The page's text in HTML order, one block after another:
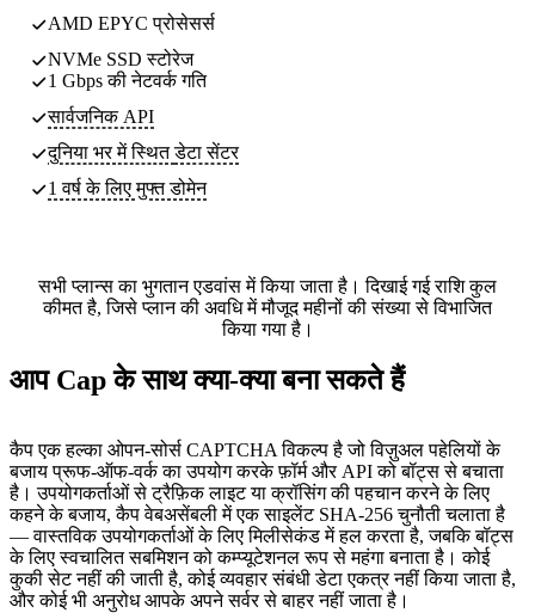
AMD EPYC प्रोसेसर्स
NVMe SSD स्टोरेज
1 Gbps की नेटवर्क गति
सार्वजनिक API
दुनिया भर में स्थितडेटा सेंटर
1 वर्ष के लिए मुफ्त डोमेन
सभी प्लान्स का भुगतान एडवांस में किया जाता है। दिखाई गई राशि कुल
कीमत है, जिसे प्लान की अवधि में मौजूद महीनों की संख्या से विभाजित
किया गया है।
आप Cap के साथ क्या-क्या बना सकते हैं
कैप एक हल्का ओपन-सोर्स CAPTCHA विकल्प है जो विज़ुअल पहेलियों के
बजाय प्रूफ-ऑफ-वर्क का उपयोग करके फ़ॉर्म और API को बॉट्स से बचाता
है। उपयोगकर्ताओं से ट्रैफ़िक लाइट या क्रॉसिंग की पहचान करने के लिए
कहने के बजाय, कैप वेबअसेंबली में एक साइलेंट SHA-256 चुनौती चलाता है
— वास्तविक उपयोगकर्ताओं के लिए मिलीसेकंड में हल करता है, जबकि बॉट्स
के लिए स्वचालित सबमिशन को कम्प्यूटेशनल रूप से महंगा बनाता है। कोई
कुकी सेट नहीं की जाती है, कोई व्यवहार संबंधी डेटा एकत्र नहीं किया जाता है,
और कोई भी अनुरोध आपके अपने सर्वर से बाहर नहीं जाता है।